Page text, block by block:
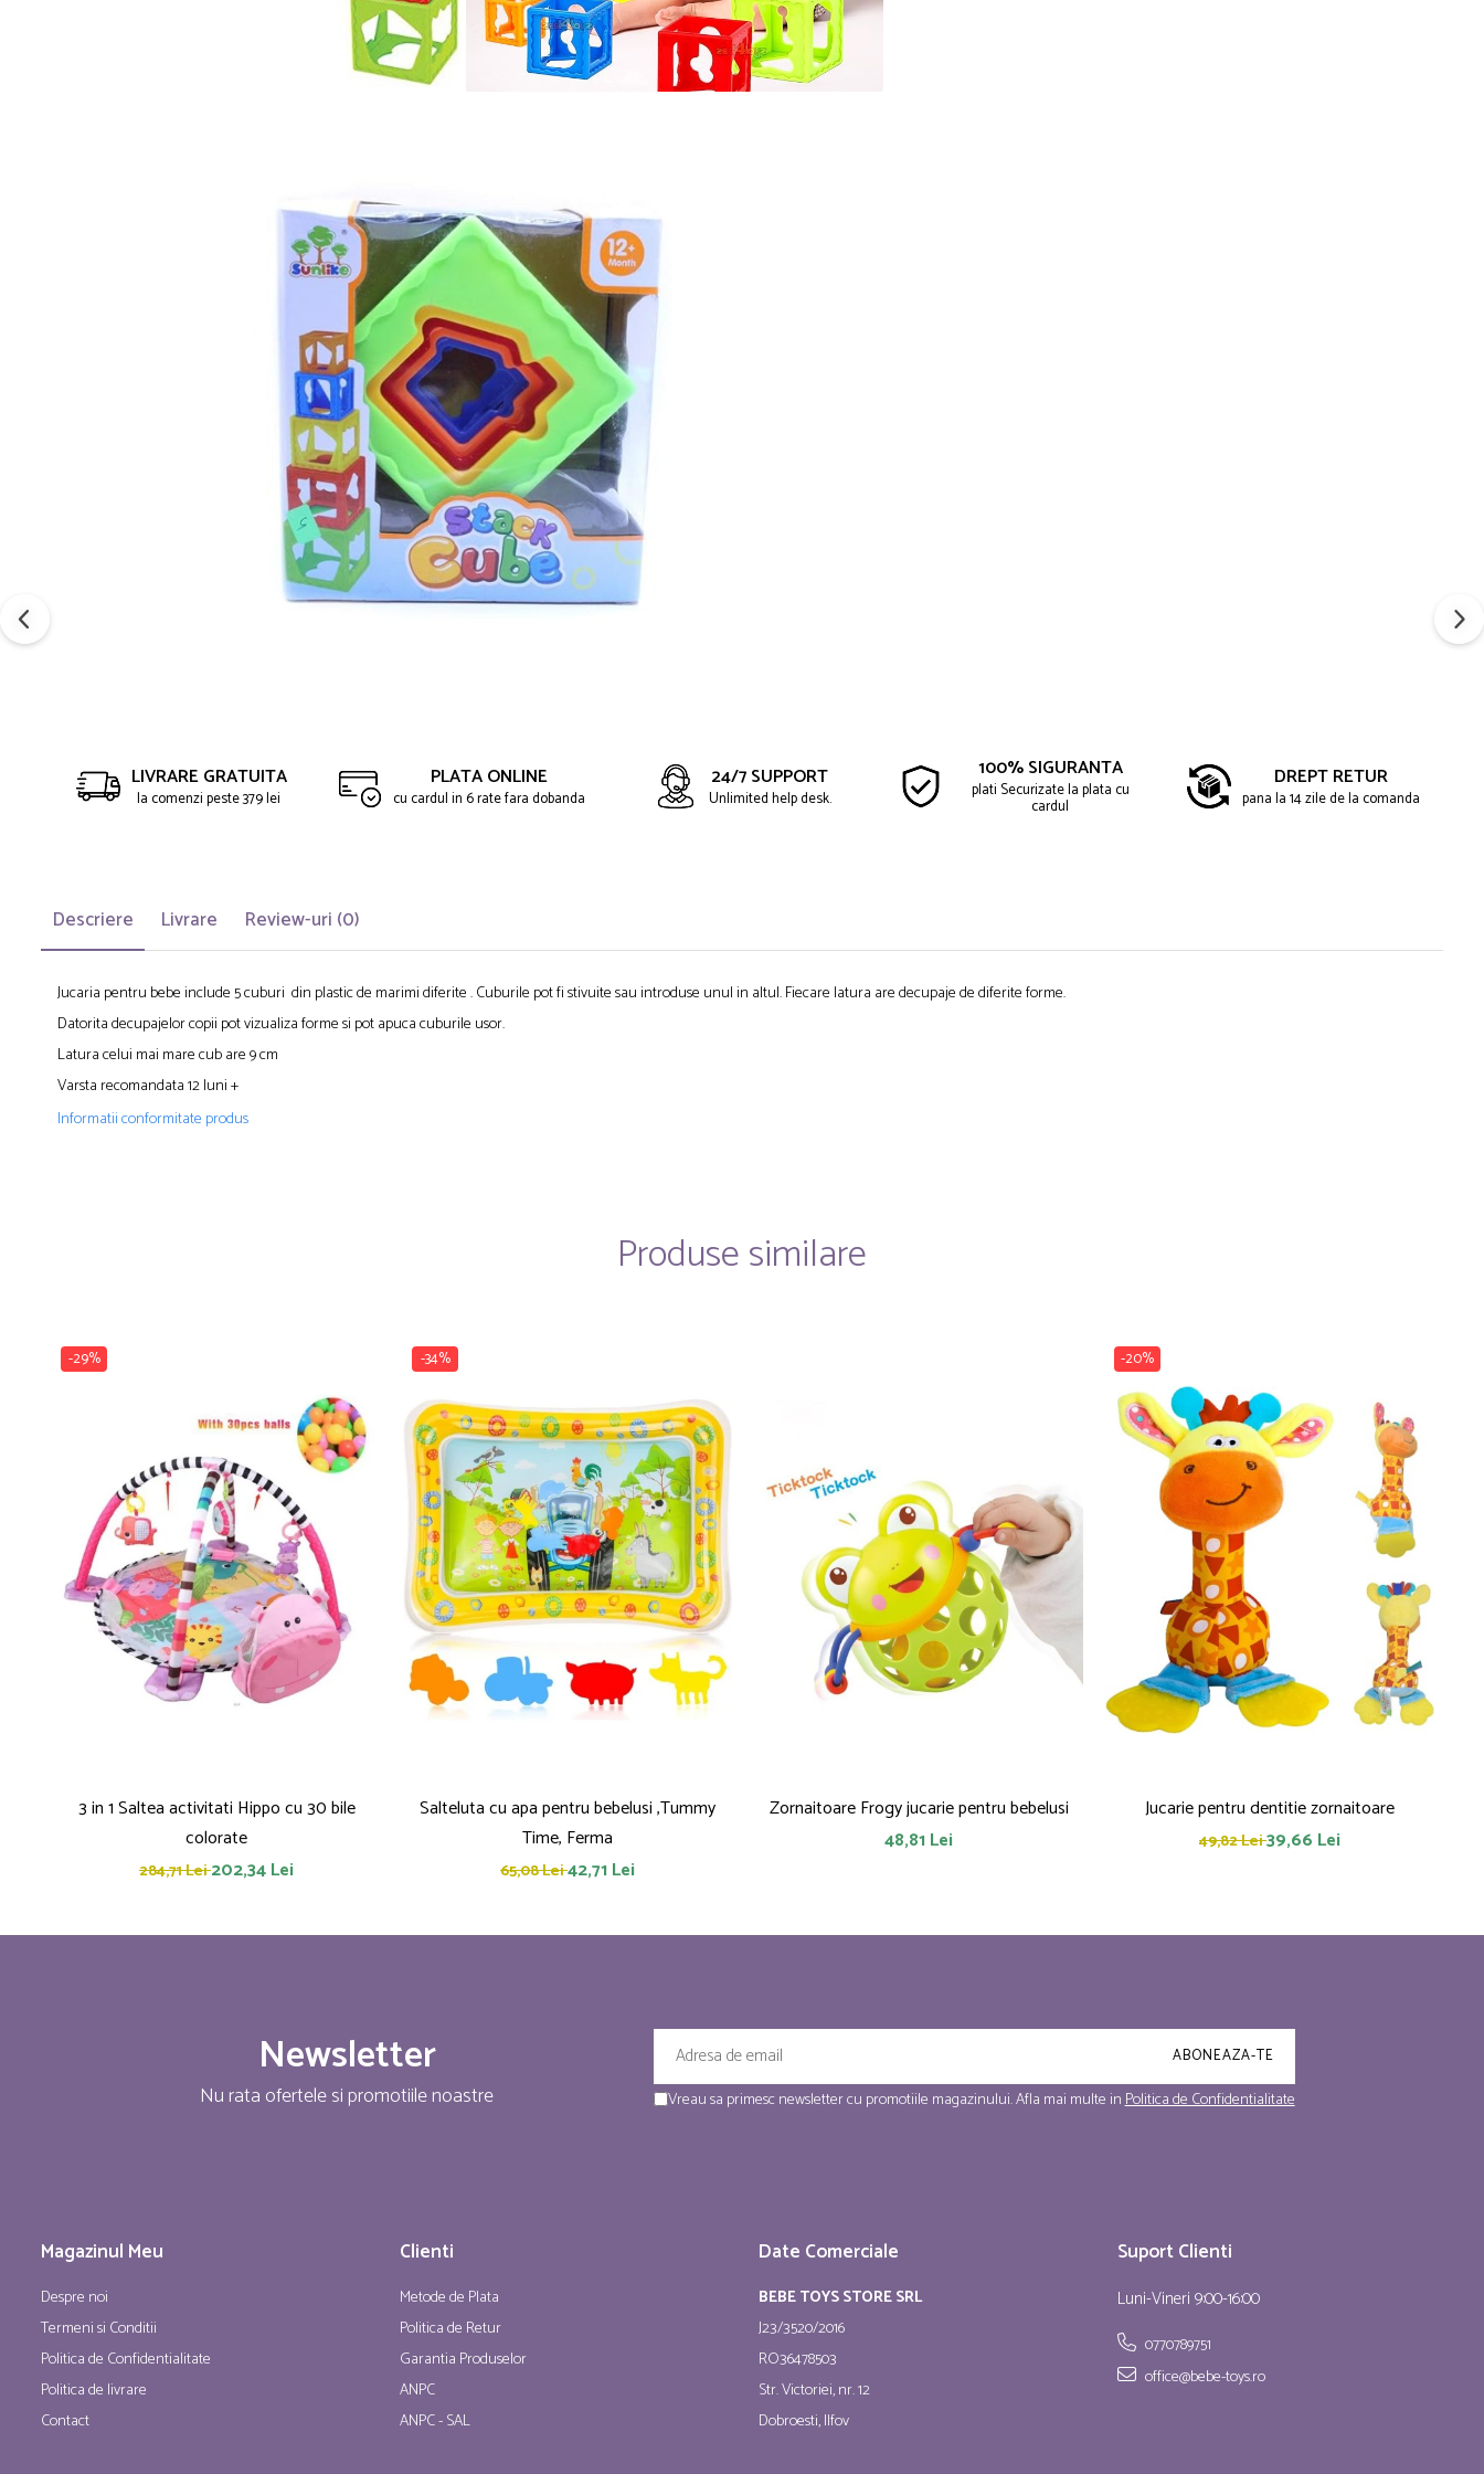
LIVRARE GRATUITA
la comenzi peste 379 lei
PLATA ONLINE
cu cardul in 6 rate fara dobanda
24/7 SUPPORT
Unlimited help desk.
100% SIGURANTA
plati Securizate la plata cu
cardul
DREPT RETUR
pana la 14 zile de la comanda
Descriere Livrare Review-uri (0)
Jucaria pentru bebe include 5 cuburi din plastic de marimi diferite . Cuburile pot fi stivuite sau introduse unul in altul. Fiecare latura are decupaje de diferite forme.
Datorita decupajelor copii pot vizualiza forme si pot apuca cuburile usor.
Latura celui mai mare cub are 9 cm
Varsta recomandata 12 luni +
Informatii conformitate produs
Produse similare
-29%
3 in 1 Saltea activitati Hippo cu 30 bile
colorate
284,71 Lei202,34 Lei
-34%
Salteluta cu apa pentru bebelusi ,Tummy
Time, Ferma
65,08 Lei42,71 Lei
Zornaitoare Frogy jucarie pentru bebelusi
48,81 Lei
-20%
Jucarie pentru dentitie zornaitoare
49,82 Lei39,66 Lei
Newsletter
Nu rata ofertele si promotiile noastre Vreau sa primesc newsletter cu promotiile magazinului. Afla mai multe inPolitica de Confidentialitate
Magazinul Meu
Despre noi
Termeni si Conditii
Politica de Confidentialitate
Politica de livrare
Contact
Clienti
Metode de Plata
Politica de Retur
Garantia Produselor
ANPC
ANPC - SAL
Date Comerciale
BEBE TOYS STORE SRL
J23/3520/2016
RO36478503
Str. Victoriei, nr. 12
Dobroesti, Ilfov
Suport Clienti
Luni-Vineri 9:00-16:00
0770789751
office@bebe-toys.ro